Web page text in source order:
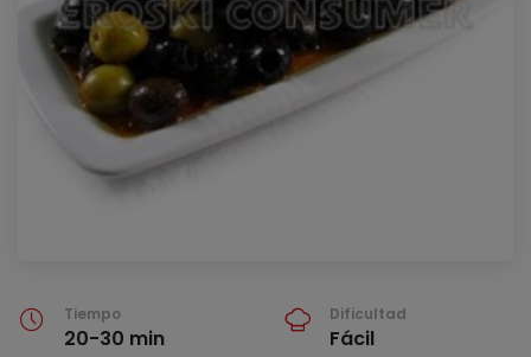
Tiempo
20-30 min
Dificultad
Fácil